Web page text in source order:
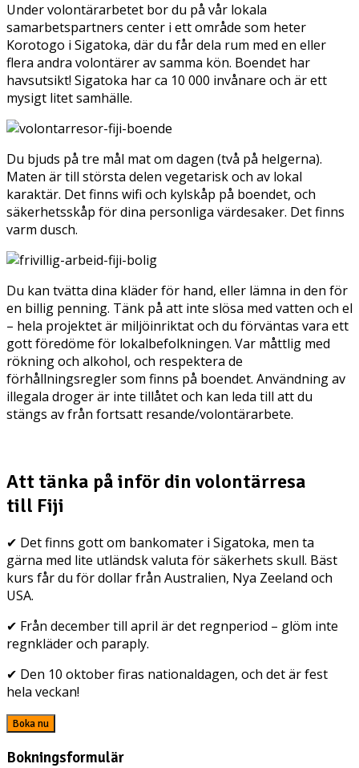
Under volontärarbetet bor du på vår lokala
samarbetspartners center i ett område som heter
Korotogo i Sigatoka, där du får dela rum med en eller
flera andra volontärer av samma kön. Boendet har
havsutsikt! Sigatoka har ca 10 000 invånare och är ett
mysigt litet samhälle.
Du bjuds på tre mål mat om dagen (två på helgerna).
Maten är till största delen vegetarisk och av lokal
karaktär. Det finns wifi och kylskåp på boendet, och
säkerhetsskåp för dina personliga värdesaker. Det finns
varm dusch.
Du kan tvätta dina kläder för hand, eller lämna in den för
en billig penning. Tänk på att inte slösa med vatten och el
– hela projektet är miljöinriktat och du förväntas vara ett
gott föredöme för lokalbefolkningen. Var måttlig med
rökning och alkohol, och respektera de
förhållningsregler som finns på boendet. Användning av
illegala droger är inte tillåtet och kan leda till att du
stängs av från fortsatt resande/volontärarbete.
Att tänka på inför din volontärresa
till Fiji
✔ Det finns gott om bankomater i Sigatoka, men ta
gärna med lite utländsk valuta för säkerhets skull. Bäst
kurs får du för dollar från Australien, Nya Zeeland och
USA.
✔ Från december till april är det regnperiod – glöm inte
regnkläder och paraply.
✔ Den 10 oktober firas nationaldagen, och det är fest
hela veckan!
Boka nu
Bokningsformulär